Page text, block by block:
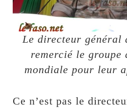
Le directeur général
remercié le groupe
mondiale pour leur
Ce n’est pas le